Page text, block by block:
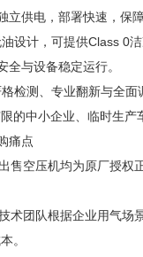
立供电，部署快速，保
设计，可提供Class 0
全与设备稳定运行。
检测、专业翻新与全
的中小企业、临时生产
痛点
售空压机均为原厂授权
术团队根据企业用气场
。